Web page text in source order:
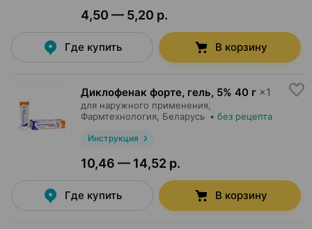
4,50 — 5,20 р.
Где купить В корзину
Диклофенак форте, гель, 5% 40 г ×1
для наружного применения,
Фармтехнология , Беларусь • без рецепта
Инструкция
10,46 — 14,52 р.
Где купить В корзину